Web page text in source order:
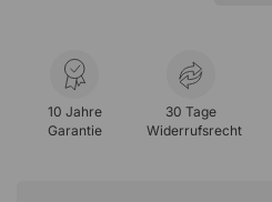
10 Jahre
Garantie
30 Tage
Widerrufsrecht